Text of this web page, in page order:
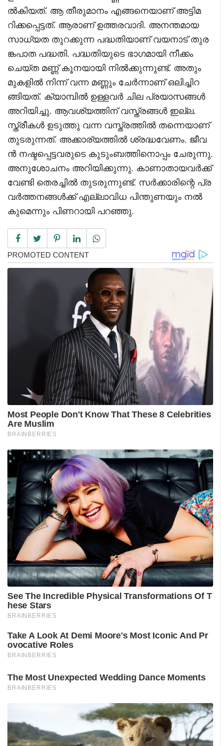
ൽകിയത്. ആ തീരുമാനം എങ്ങനെയാണ് അട്ടിമ
റിക്കപ്പെട്ടത്. ആരാണ് ഉത്തരവാദി. അനന്തമായ
സാധ്യത തുറക്കുന്ന പദ്ധതിയാണ് വയനാട് തുര
ങ്കപാത പദ്ധതി. പദ്ധതിയുടെ ഭാഗമായി നീക്കം
ചെയ്ത മണ്ണ് കൂനയായി നിൽക്കുന്നുണ്ട്. അതും
മുകളിൽ നിന്ന് വന്ന മണ്ണും ചേർന്നാണ് ഒലിച്ചിറ
ങ്ങിയത്. ക്യാമ്പിൽ ഉള്ളവർ ചില പ്രയാസങ്ങൾ
അറിയിച്ചു. ആവശ്യത്തിന് വസ്ത്രങ്ങൾ ഇല്ല.
സ്ത്രീകൾ ഉടുത്തു വന്ന വസ്ത്രത്തിൽ തന്നെയാണ്
തുടരുന്നത്. അക്കാര്യത്തിൽ ശ്രദ്ധവേണം. ജീവ
ൻ നഷ്ടപ്പെട്ടവരുടെ കുടുംബത്തിനൊപ്പം ചേരുന്നു.
അനുശോചനം അറിയിക്കുന്നു. കാണാതായവർക്ക്
വേണ്ടി തെരച്ചിൽ തുടരുന്നുണ്ട്. സർക്കാരിന്റെ പ്ര
വർത്തനങ്ങൾക്ക് എല്ലാവിധ പിന്തുണയും നൽ
കുമെന്നും പിണറായി പറഞ്ഞു.